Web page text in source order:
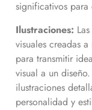
significativos
Ilustraciones:
visuales creadas
para transmitir
visual a un
ilustraciones
personalidad y